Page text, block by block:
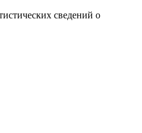
сведений о